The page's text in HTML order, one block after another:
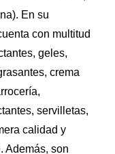
En su
con multitud
geles,
crema
servilletas,
calidad y
Además, son